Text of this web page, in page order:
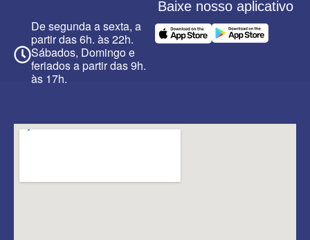
De segunda a sexta, a
partir das 6h. às 22h.
Sábados, Domingo e
feriados a partir das 9h.
às 17h.
Baixe nosso aplicativo